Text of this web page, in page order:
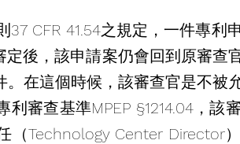
定後，該申請案仍會回到原審查
在這個時候，該審查官是不被
利審查基準MPEP §1214.04，該
（Technology Center Director